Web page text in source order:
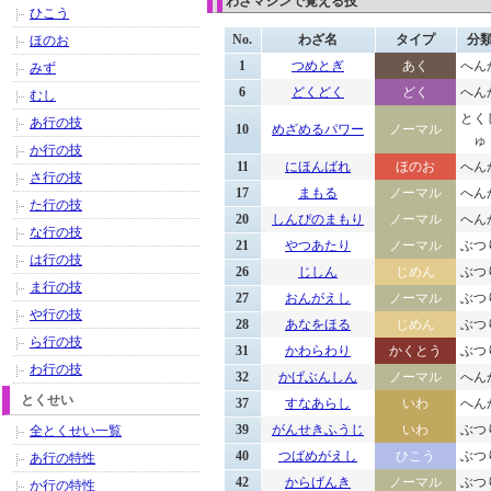
No. わざ名 タイプ
分
1
つめとぎ あく
へん
6
どくどく どく へん
10 めざめるパワー ノーマル
とく
ゅ
11
にほんばれ ほのお
へん
17
まもる ノーマル
へん
20
しんぴのまもり ノーマル
へん
21
やつあたり ノーマル
ぶつ
26
じしん じめん
ぶつ
27
おんがえし ノーマル
ぶつ
28
あなをほる じめん
ぶつ
31
かわらわり かくとう
ぶつ
32
かげぶんしん ノーマル
へん
37
すなあらし いわ
へん
39
がんせきふうじ いわ
ぶつ
40
つばめがえし ひこう
ぶつ
42
からげんき ノーマル ぶつ
ひこう
ほのお
みず
むし
あ行の技
か行の技
さ行の技
た行の技
な行の技
は行の技
ま行の技
や行の技
ら行の技
わ行の技
とくせい
全とくせい一覧
あ行の特性
か行の特性